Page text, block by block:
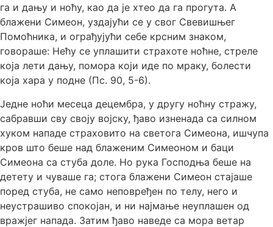
га и дању и ноћу, као да је хтео да га прогута. А
блажени Симеон, уздајући се у свог Свевишњег
Помоћника, и ограђујући себе крсним знаком,
говораше: Нећу се уплашити страхоте ноћне, стреле
која лети дању, помора који иде по мраку, болести
која хара у подне (Пс. 90, 5-6).
Једне ноћи месеца децембра, у другу ноћну стражу,
сабравши сву своју војску, ђаво изненада са силном
хуком нападе страховито на светога Симеона, ишчупа
кров што беше над блаженим Симеоном и баци
Симеона са стуба доле. Но рука Господња беше на
детету и чуваше га; стога блажени Симеон стајаше
поред стуба, не само неповређен по телу, него и
неустрашиво спокојан, и ни најмање неуплашен од
вражјег напада. Затим ђаво наведе са мора ветар